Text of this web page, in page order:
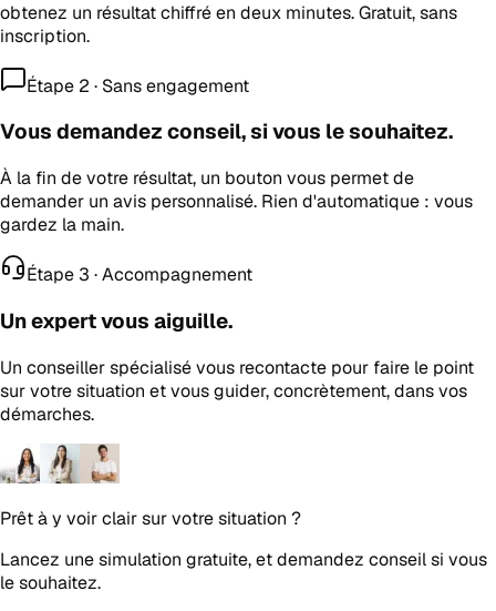
obtenez un résultat chiffré en deux minutes. Gratuit, sans
inscription.
Étape 2 · Sans engagement
Vous demandez conseil, si vous le souhaitez.
À la fin de votre résultat, un bouton vous permet de
demander un avis personnalisé. Rien d'automatique : vous
gardez la main.
Étape 3 · Accompagnement
Un expert vous aiguille.
Un conseiller spécialisé vous recontacte pour faire le point
sur votre situation et vous guider, concrètement, dans vos
démarches.
Prêt à y voir clair sur votre situation ?
Lancez une simulation gratuite, et demandez conseil si vous
le souhaitez.